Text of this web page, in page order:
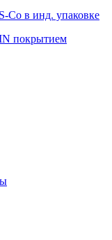
Co в инд. упаковке
покрытием